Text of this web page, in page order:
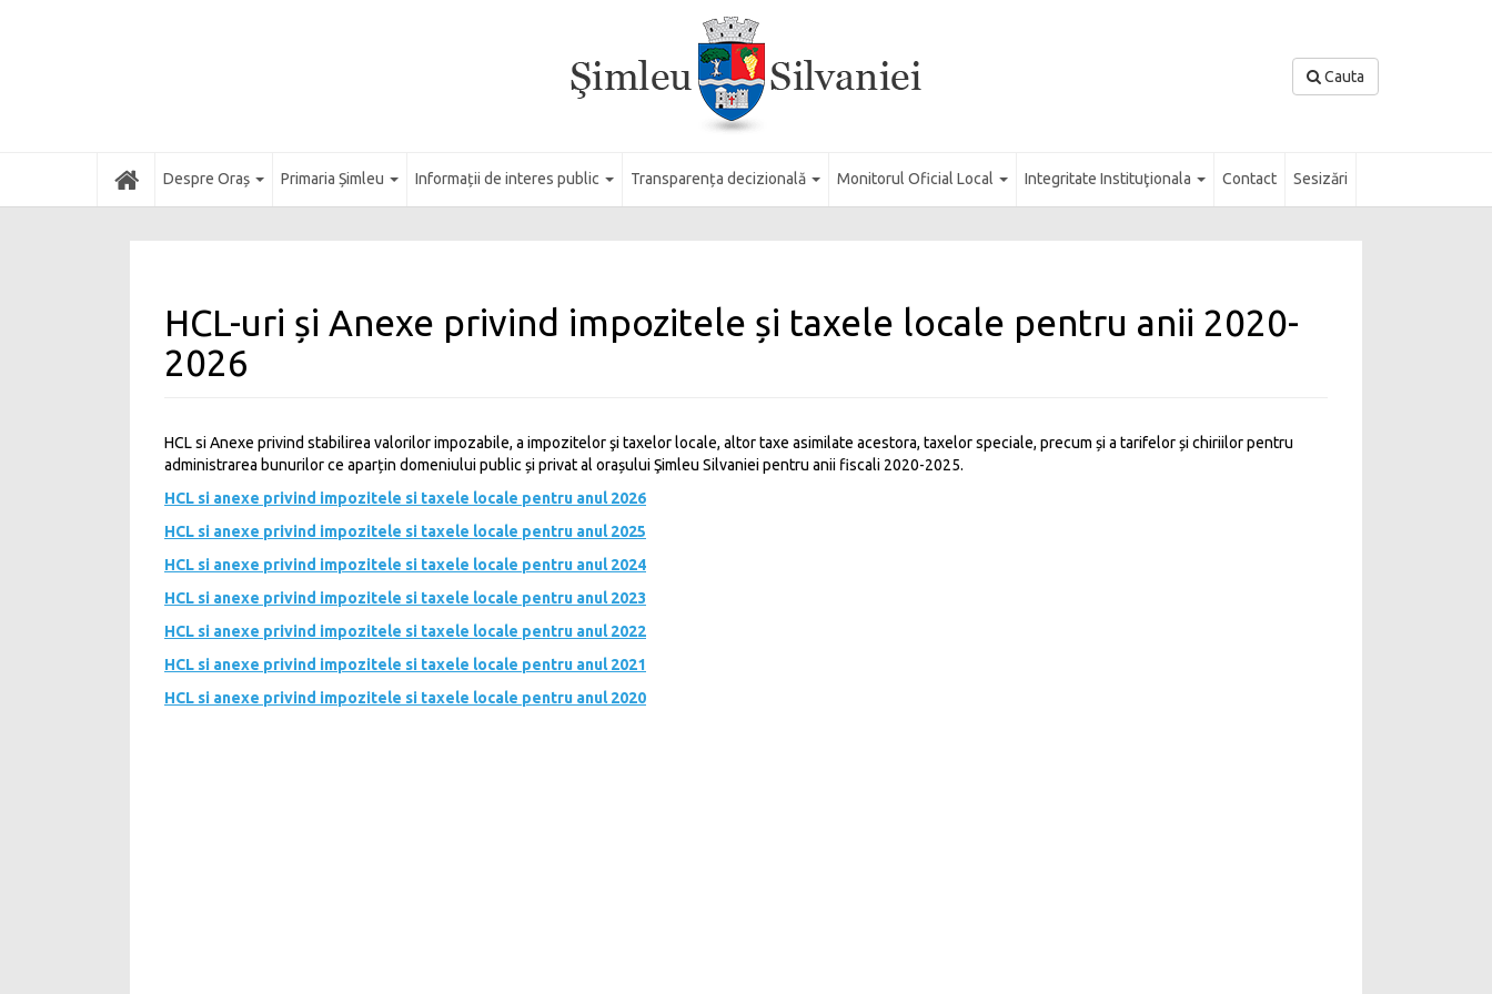
Cauta
Acasă Despre Oraș Primaria Șimleu Informații de interes public Transparența decizională Monitorul Oficial Local Integritate Instituţionala Contact Sesizări
HCL-uri și Anexe privind impozitele și taxele locale pentru anii 2020-
2026
HCL si Anexe privind stabilirea valorilor impozabile, a impozitelor şi taxelor locale, altor taxe asimilate acestora, taxelor speciale, precum și a tarifelor și chiriilor pentru
administrarea bunurilor ce aparțin domeniului public și privat al orașului Şimleu Silvaniei pentru anii fiscali 2020-2025.
HCL si anexe privind impozitele si taxele locale pentru anul 2026
HCL si anexe privind impozitele si taxele locale pentru anul 2025
HCL si anexe privind impozitele si taxele locale pentru anul 2024
HCL si anexe privind impozitele si taxele locale pentru anul 2023
HCL si anexe privind impozitele si taxele locale pentru anul 2022
HCL si anexe privind impozitele si taxele locale pentru anul 2021
HCL si anexe privind impozitele si taxele locale pentru anul 2020